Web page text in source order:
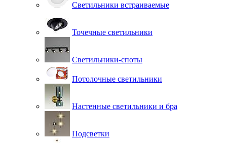
Светильники встраиваемые
Точечные светильники
Светильники-споты
Потолочные светильники
Настенные светильники и бра
Подсветки